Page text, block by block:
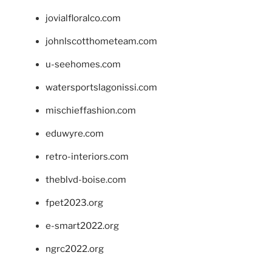
jovialfloralco.com
johnlscotthometeam.com
u-seehomes.com
watersportslagonissi.com
mischieffashion.com
eduwyre.com
retro-interiors.com
theblvd-boise.com
fpet2023.org
e-smart2022.org
ngrc2022.org